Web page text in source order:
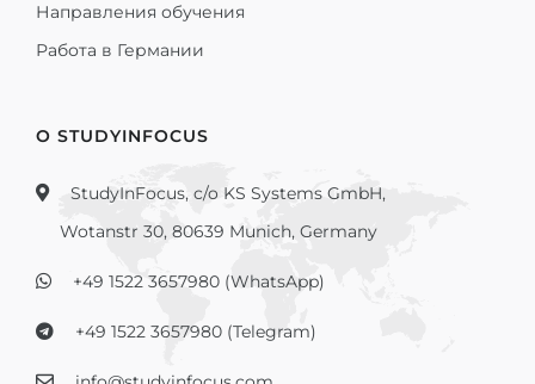
Направления обучения
Работа в Германии
О STUDYINFOCUS
StudyInFocus, c/o KS Systems GmbH,
Wotanstr 30, 80639 Munich, Germany
+49 1522 3657980 (WhatsApp)
+49 1522 3657980 (Telegram)